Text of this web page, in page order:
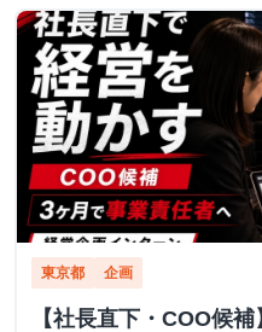
東京都 企画
【社長直下・COO候